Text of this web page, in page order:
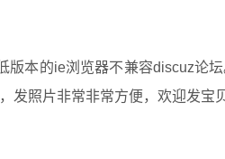
版本的ie浏览器不兼容discuz论
发照片非常非常方便，欢迎发宝